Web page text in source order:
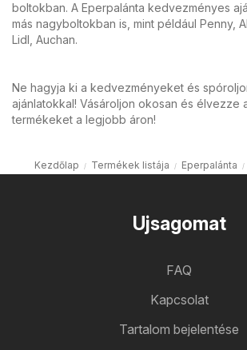
boltokban. A Eperpalánta kedvezményes
más nagyboltokban is, mint például Penny,
Lidl, Auchan.
Ne hagyja ki a kedvezményeket és
ajánlatokkal! Vásároljon okosan és élvezze
termékeket a legjobb áron!
Kezdőlap Termékek listája Eperpalánta
Ujsagomat
FAQ
Kapcsolat
Tartalom bejelentése